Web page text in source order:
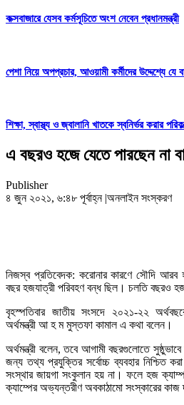
কক্সবাজারে যেসব কর্মসূচিতে অংশ নেবেন প্রধানমন্ত্রী
পেশা নিয়ে অপপ্রচার, আওয়ামী কর্মীদের উদ্দেশ্যে যে
শিক্ষা, স্বাস্থ্য ও জ্বালানি খাতকে স্বনির্ভর করার
এ বছরও হজে যেতে পারছেন না
Publisher
৪ জুন ২০২১, ৬:৪৮ পূর্বাহ্ন |অনলাইন সংস্করণ
নিজস্ব প্রতিবেদক: করোনার কারণে সৌদি
বছর হজযাত্রী পরিবহণ বন্ধ ছিল। চলতি বছরও
বৃহস্পতিবার জাতীয় সংসদে ২০২১-২২
অর্থমন্ত্রী আ হ ম মুস্তফা কামাল এ কথা বলেন।
অর্থমন্ত্রী বলেন, তবে আগামী বছরগুলোতে
জন্য তথ্য প্রযুক্তির সর্বোচ্চ ব্যবহার নিশ্চিত
সংস্থার জায়গা সংকুলান হয় না। ফলে হজ
ক্যাম্পের অভ্যন্তরীণ অবকাঠামো সংস্কারের